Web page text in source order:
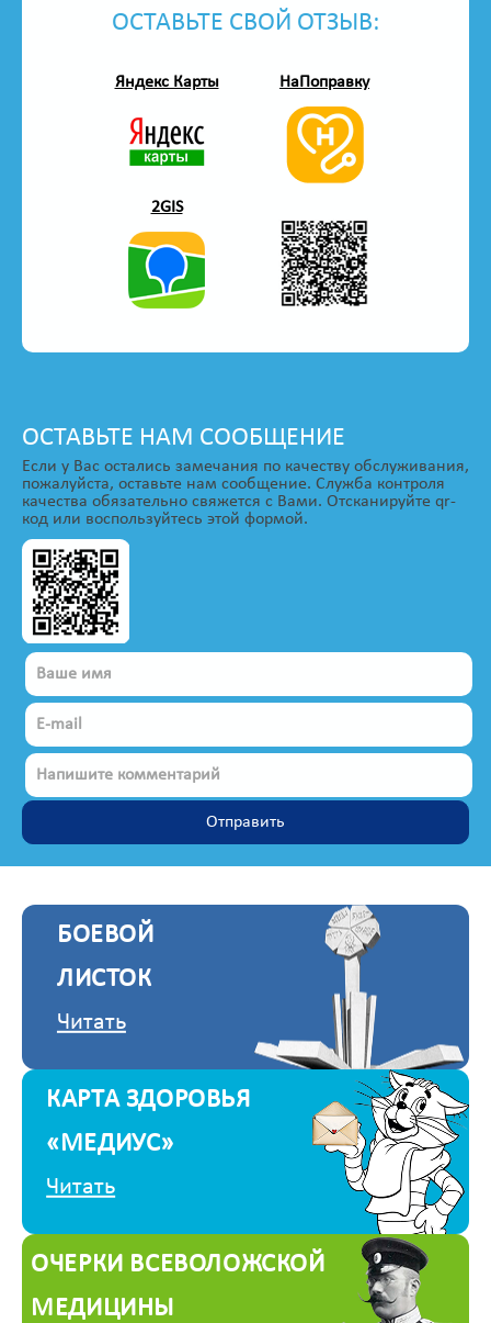
ОСТАВЬТЕ СВОЙ ОТЗЫВ:
Яндекс Карты НаПоправку
2GIS
ОСТАВЬТЕ НАМ СООБЩЕНИЕ
Если у Вас остались замечания по качеству обслуживания,
пожалуйста, оставьте нам сообщение. Служба контроля
качества обязательно свяжется с Вами. Отсканируйте qr-
код или воспользуйтесь этой формой.
БОЕВОЙ
ЛИСТОК
Читать
КАРТА ЗДОРОВЬЯ
«МЕДИУС»
Читать
ОЧЕРКИ ВСЕВОЛОЖСКОЙ
МЕДИЦИНЫ